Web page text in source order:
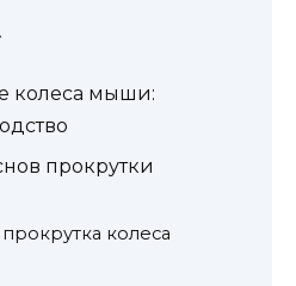
колеса мыши:
прокрутки
колеса